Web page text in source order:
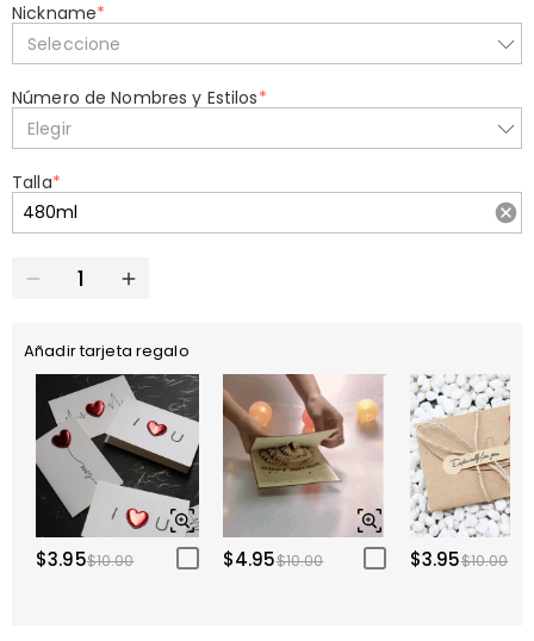
Nickname*
Seleccione
Número de Nombres y Estilos*
Elegir
Talla*
Añadir tarjeta regalo
$3.95$10.00 $4.95$10.00 $3.95$10.00